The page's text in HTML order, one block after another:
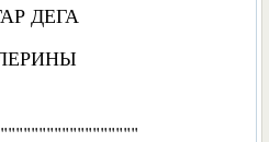
ДЕГА